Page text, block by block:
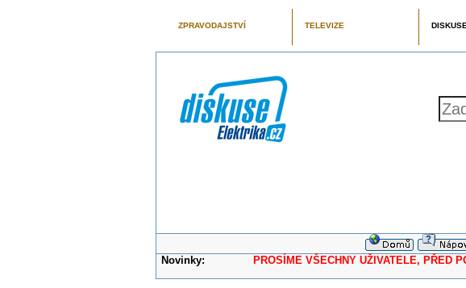
ZPRAVODAJSTVÍ TELEVIZE DISKUSE
Novinky: PROSÍME VŠECHNY UŽIVATELE, PŘED